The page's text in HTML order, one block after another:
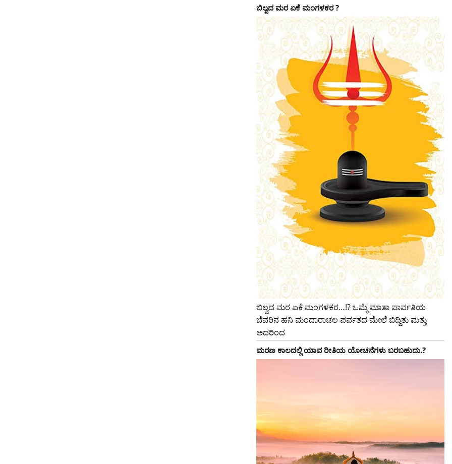
ಬಿಲ್ವದ ಮರ ಏಕೆ ಮಂಗಳಕರ ?
ಬಿಲ್ವದ ಮರ ಏಕೆ ಮಂಗಳಕರ…!? ಒಮ್ಮೆ ಮಾತಾ ಪಾರ್ವತಿಯ
ಬೆವರಿನ ಹನಿ ಮಂದಾರಾಚಲ ಪರ್ವತದ ಮೇಲೆ ಬಿದ್ದಿತು ಮತ್ತು
ಅದರಿಂದ
ಮರಣ ಕಾಲದಲ್ಲಿ ಯಾವ ರೀತಿಯ ಯೋಚನೆಗಳು ಬರಬಹುದು.?